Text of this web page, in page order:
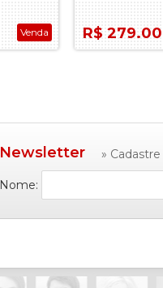
Venda R$
Newsletter »
Nome: